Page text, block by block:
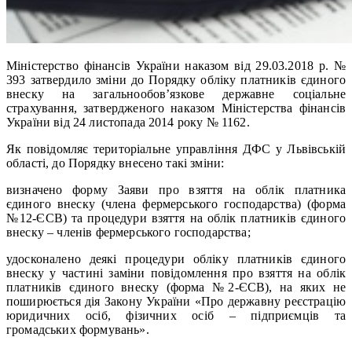
Міністерство фінансів України наказом від 29.03.2018 р. №
393 затвердило зміни до Порядку обліку платників єдиного
внеску на загальнообов’язкове державне соціальне
страхування, затвердженого наказом Міністерства фінансів
України від 24 листопада 2014 року № 1162.
Як повідомляє територіальне управління ДФС у Львівській
області, до Порядку внесено такі зміни:
визначено форму Заяви про взяття на облік платника
єдиного внеску (члена фермерського господарства) (форма
№12-ЄСВ) та процедури взяття на облік платників єдиного
внеску – членів фермерського господарства;
удосконалено деякі процедури обліку платників єдиного
внеску у частині заміни повідомлення про взяття на облік
платників єдиного внеску (форма №2-ЄСВ), на яких не
поширюється дія Закону України «Про державну реєстрацію
юридичних осіб, фізичних осіб – підприємців та
громадських формувань».